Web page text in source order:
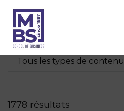
Tous les types de contenu
1778 résultats